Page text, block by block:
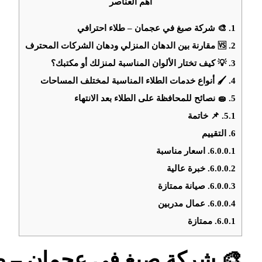
1. 🎨 شركة صبغ في عجمان – طلاء احترافي
2. 🆚 مقارنة بين الدهان المنزلي ودهان الشركات المحترف
3. 💡 كيف تختار الألوان المناسبة لمنزلك أو مكتبك؟
4. 🖌️ أنواع خدمات الطلاء المناسبة لمختلف المساحات
5. 🧽 نصائح للمحافظة على الطلاء بعد الانتهاء
5.1. 📌 خاتمة
6. التقييم
6.0.0.1. اسعار مناسبة
6.0.0.2. خبرة عالية
6.0.0.3. صيانة ممتازة
6.0.0.4. عمال مدربين
6.0.1. ممتازة